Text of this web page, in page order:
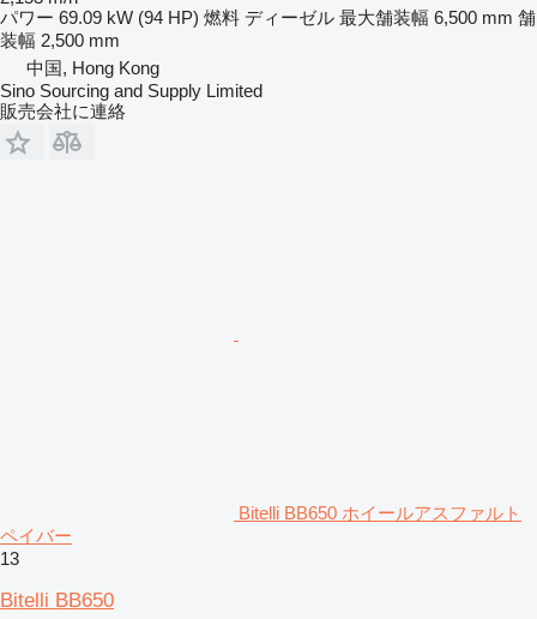
パワー 69.09 kW (94 HP) 燃料 ディーゼル 最大舗装幅 6,500 mm 舗
装幅 2,500 mm
中国, Hong Kong
Sino Sourcing and Supply Limited
販売会社に連絡
Bitelli BB650 ホイールアスファルト
ペイバー
13
Bitelli BB650